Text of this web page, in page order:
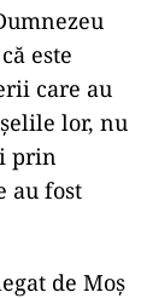
este
care au
lor, nu
prin
au fost
de Moș